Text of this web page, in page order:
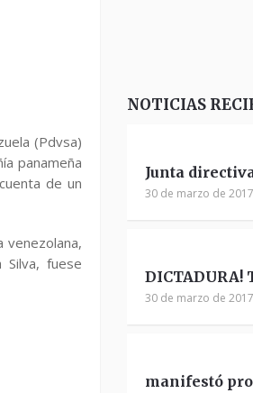
(Pdvsa)
panameña
de un
venezolana,
fuese
NOTICIAS
Junta
30 de marzo de 2017
DICTADURA!
30 de marzo de 2017
manifestó